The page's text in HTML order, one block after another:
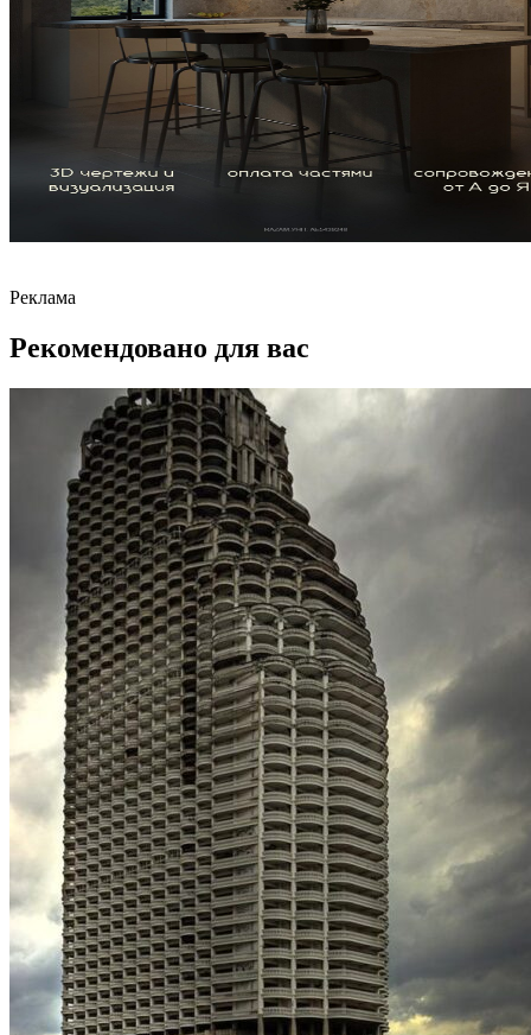
Реклама
Рекомендовано для вас